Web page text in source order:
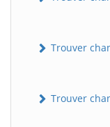
Trouver
Trouver